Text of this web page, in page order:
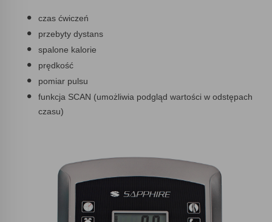
czas ćwiczeń
przebyty dystans
spalone kalorie
prędkość
pomiar pulsu
funkcja SCAN (umożliwia podgląd wartości w odstępach
czasu)